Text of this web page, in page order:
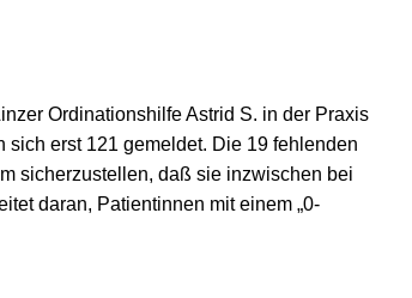
Ordinationshilfe Astrid S. in der Praxis
erst 121 gemeldet. Die 19 fehlenden
sicherzustellen, daß sie inzwischen bei
daran, Patientinnen mit einem „0-